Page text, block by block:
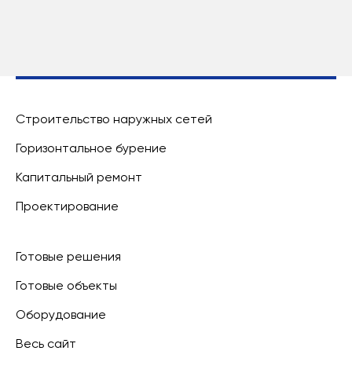
Строительство наружных сетей
Горизонтальное бурение
Капитальный ремонт
Проектирование
Готовые решения
Готовые объекты
Оборудование
Весь сайт